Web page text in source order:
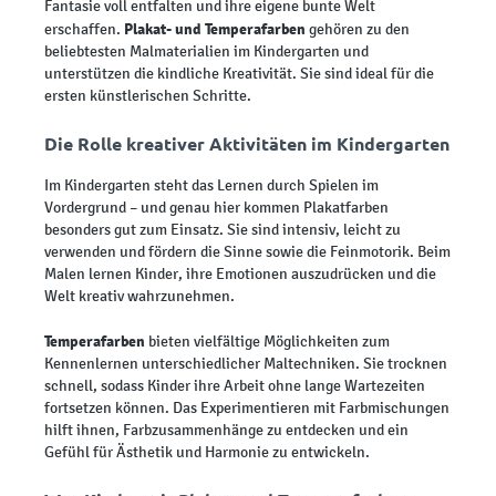
Fantasie voll entfalten und ihre eigene bunte Welt
erschaffen. Plakat- und Temperafarben gehören zu den
beliebtesten Malmaterialien im Kindergarten und
unterstützen die kindliche Kreativität. Sie sind ideal für die
ersten künstlerischen Schritte.
Die Rolle kreativer Aktivitäten im Kindergarten
Im Kindergarten steht das Lernen durch Spielen im
Vordergrund – und genau hier kommen Plakatfarben
besonders gut zum Einsatz. Sie sind intensiv, leicht zu
verwenden und fördern die Sinne sowie die Feinmotorik. Beim
Malen lernen Kinder, ihre Emotionen auszudrücken und die
Welt kreativ wahrzunehmen.
Temperafarben bieten vielfältige Möglichkeiten zum
Kennenlernen unterschiedlicher Maltechniken. Sie trocknen
schnell, sodass Kinder ihre Arbeit ohne lange Wartezeiten
fortsetzen können. Das Experimentieren mit Farbmischungen
hilft ihnen, Farbzusammenhänge zu entdecken und ein
Gefühl für Ästhetik und Harmonie zu entwickeln.